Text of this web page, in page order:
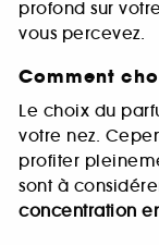
profond sur
vous percevez.
Comment
Le choix du
votre nez.
profiter
sont à
concentration